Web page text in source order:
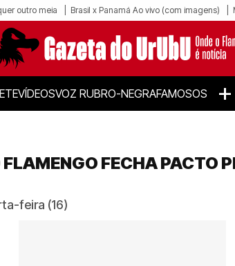
outro meia Brasil x Panamá Ao vivo (com imagens)
VÍDEOSVOZ RUBRO-NEGRAFAMOSOS +
FECHA PACTO
feira (16)